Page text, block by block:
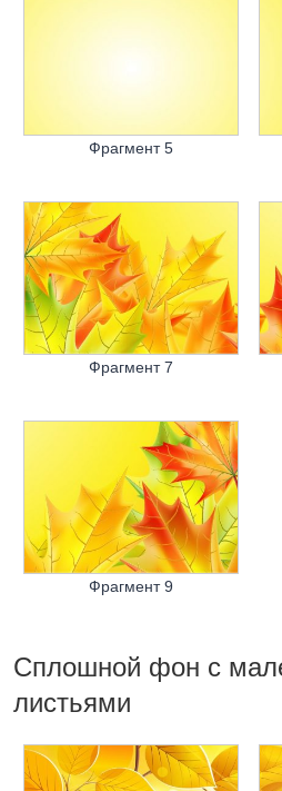
Фрагмент 5
Фрагмент 7
Фрагмент 9
Сплошной фон с
листьями